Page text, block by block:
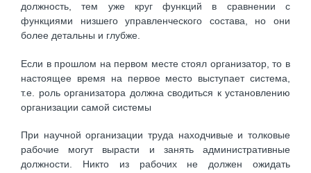
должность, тем уже круг функций в сравнении с
функциями низшего управленческого состава, но они
более детальны и глубже.
Если в прошлом на первом месте стоял организатор, то в
настоящее время на первое место выступает система,
т.е. роль организатора должна сводиться к установлению
организации самой системы
При научной организации труда находчивые и толковые
рабочие могут вырасти и занять административные
должности. Никто из рабочих не должен ожидать